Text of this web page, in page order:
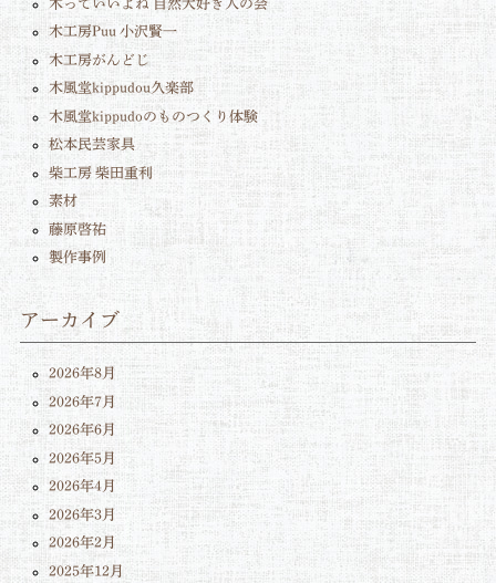
木っていいよね 自然大好き人の会
木工房Puu 小沢賢一
木工房がんどじ
木風堂kippudou久楽部
木風堂kippudoのものつくり体験
松本民芸家具
柴工房 柴田重利
素材
藤原啓祐
製作事例
アーカイブ
2026年8月
2026年7月
2026年6月
2026年5月
2026年4月
2026年3月
2026年2月
2025年12月